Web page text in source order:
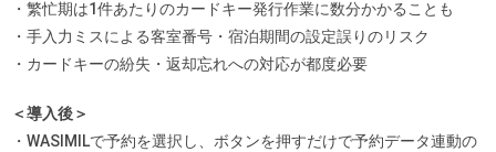
・繁忙期は1件あたりのカードキー発行作業に数分かかることも
・手入力ミスによる客室番号・宿泊期間の設定誤りのリスク
・カードキーの紛失・返却忘れへの対応が都度必要
＜導入後＞
・WASIMILで予約を選択し、ボタンを押すだけで予約データ連動の